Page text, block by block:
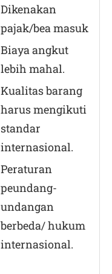
Dikenakan
pajak/bea masuk
Biaya angkut
lebih mahal.
Kualitas barang
harus mengikuti
standar
internasional.
Peraturan
peundang-
undangan
berbeda/ hukum
internasional.